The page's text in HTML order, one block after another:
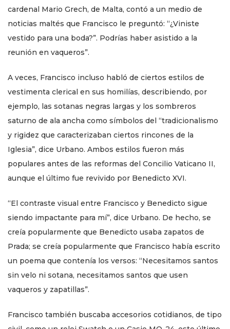
cardenal Mario Grech, de Malta, contó a un medio de
noticias maltés que Francisco le preguntó: “¿Viniste
vestido para una boda?”. Podrías haber asistido a la
reunión en vaqueros”.
A veces, Francisco incluso habló de ciertos estilos de
vestimenta clerical en sus homilías, describiendo, por
ejemplo, las sotanas negras largas y los sombreros
saturno de ala ancha como símbolos del “tradicionalismo
y rigidez que caracterizaban ciertos rincones de la
Iglesia”, dice Urbano. Ambos estilos fueron más
populares antes de las reformas del Concilio Vaticano II,
aunque el último fue revivido por Benedicto XVI.
“El contraste visual entre Francisco y Benedicto sigue
siendo impactante para mí”, dice Urbano. De hecho, se
creía popularmente que Benedicto usaba zapatos de
Prada; se creía popularmente que Francisco había escrito
un poema que contenía los versos: “Necesitamos santos
sin velo ni sotana, necesitamos santos que usen
vaqueros y zapatillas”.
Francisco también buscaba accesorios cotidianos, de tipo